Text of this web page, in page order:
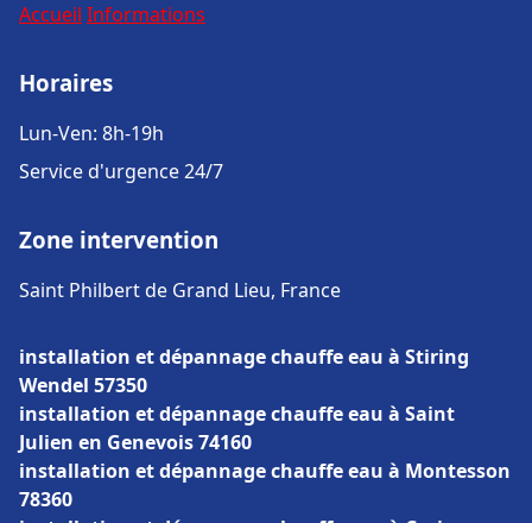
Accueil Informations
Horaires
Lun-Ven: 8h-19h
Service d'urgence 24/7
Zone intervention
Saint Philbert de Grand Lieu, France
installation et dépannage chauffe eau à Stiring
Wendel 57350
installation et dépannage chauffe eau à Saint
Julien en Genevois 74160
installation et dépannage chauffe eau à Montesson
78360